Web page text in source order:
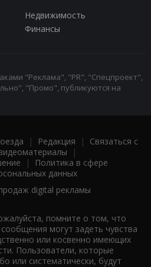
Недвижимость
Финансы
"Реклама", "PR", "Спецпроект",
"Промо", публикуются на
| Редакция | Связаться с
|
|
Политика в сфере
данных
digital рекламы
помните о том, что
могут задеть чувства
или косвенно имеющих
Пользователи, которые
или систематически, будут